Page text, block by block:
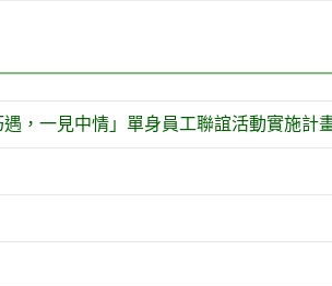
，一見中情」單身員工聯誼活動實施計